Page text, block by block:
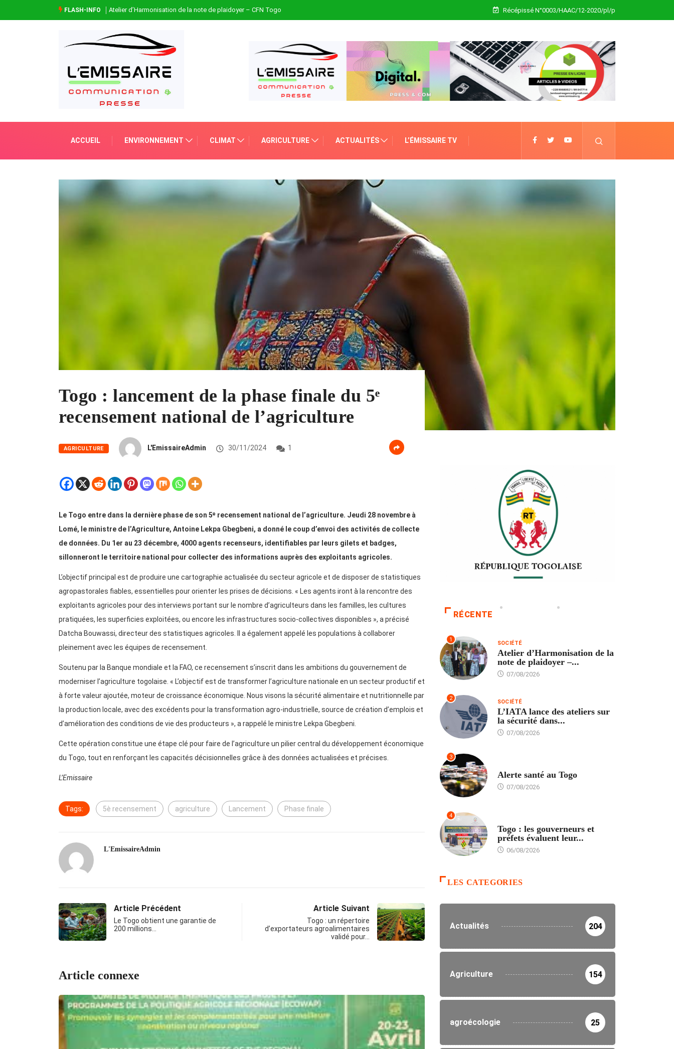
FLASH-INFO Atelier d’Harmonisation de la note de plaidoyer – CFN Togo Récépissé N°0003/HAAC/12-2020/pl/p
ACCUEIL ENVIRONNEMENT CLIMAT AGRICULTURE ACTUALITÉS L’ÉMISSAIRE TV
Togo : lancement de la phase finale du 5ᵉ
recensement national de l’agriculture
AGRICULTURE L'EmissaireAdmin 30/11/2024 1
Le Togo entre dans la dernière phase de son 5ᵉ recensement national de l’agriculture. Jeudi 28 novembre à
Lomé, le ministre de l’Agriculture, Antoine Lekpa Gbegbeni, a donné le coup d’envoi des activités de collecte
de données. Du 1er au 23 décembre, 4000 agents recenseurs, identifiables par leurs gilets et badges,
sillonneront le territoire national pour collecter des informations auprès des exploitants agricoles.
L’objectif principal est de produire une cartographie actualisée du secteur agricole et de disposer de statistiques
agropastorales fiables, essentielles pour orienter les prises de décisions. « Les agents iront à la rencontre des
exploitants agricoles pour des interviews portant sur le nombre d’agriculteurs dans les familles, les cultures
pratiquées, les superficies exploitées, ou encore les infrastructures socio-collectives disponibles », a précisé
Datcha Bouwassi, directeur des statistiques agricoles. Il a également appelé les populations à collaborer
pleinement avec les équipes de recensement.
Soutenu par la Banque mondiale et la FAO, ce recensement s’inscrit dans les ambitions du gouvernement de
moderniser l’agriculture togolaise. « L’objectif est de transformer l’agriculture nationale en un secteur productif et
à forte valeur ajoutée, moteur de croissance économique. Nous visons la sécurité alimentaire et nutritionnelle par
la production locale, avec des excédents pour la transformation agro-industrielle, source de création d’emplois et
d’amélioration des conditions de vie des producteurs », a rappelé le ministre Lekpa Gbegbeni.
Cette opération constitue une étape clé pour faire de l’agriculture un pilier central du développement économique
du Togo, tout en renforçant les capacités décisionnelles grâce à des données actualisées et précises.
L’Emissaire
Tags: 5è recensement agriculture Lancement Phase finale
L'EmissaireAdmin
Article Précédent
Le Togo obtient une garantie de
200 millions…
Article Suivant
Togo : un répertoire
d’exportateurs agroalimentaires
validé pour…
Article connexe
RÉCENTE
1 SOCIÉTÉ
Atelier d’Harmonisation de la
note de plaidoyer –...
07/08/2026
2 SOCIÉTÉ
L’IATA lance des ateliers sur
la sécurité dans...
07/08/2026
3
Alerte santé au Togo
07/08/2026
4
Togo : les gouverneurs et
préfets évaluent leur...
06/08/2026
LES CATEGORIES
Actualités 204
Agriculture 154
agroécologie 25